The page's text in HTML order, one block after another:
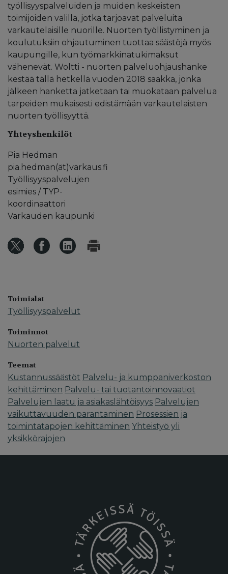
työllisyyspalveluiden ja muiden keskeisten
toimijoiden välillä, jotka tarjoavat palveluita
varkautelaisille nuorille. Nuorten työllistyminen ja
koulutuksiin ohjautuminen tuottaa säästöjä myös
kaupungille, kun työmarkkinatukimaksut
vähenevät. Woltti - nuorten palveluohjaushanke
kestää tällä hetkellä vuoden 2018 saakka, jonka
jälkeen hanketta jatketaan tai muokataan palvelua
tarpeiden mukaisesti edistämään varkautelaisten
nuorten työllisyyttä.
Yhteyshenkilöt
Pia Hedman
pia.hedman(ät)varkaus.fi
Työllisyyspalvelujen
esimies / TYP-
koordinaattori
Varkauden kaupunki
Toimialat
Työllisyyspalvelut
Toiminnot
Nuorten palvelut
Teemat
Kustannussäästöt Palvelu- ja kumppaniverkoston
kehittäminen Palvelu- tai tuotantoinnovaatiot
Palvelujen laatu ja asiakaslähtöisyys Palvelujen
vaikuttavuuden parantaminen Prosessien ja
toimintatapojen kehittäminen Yhteistyö yli
yksikkörajojen